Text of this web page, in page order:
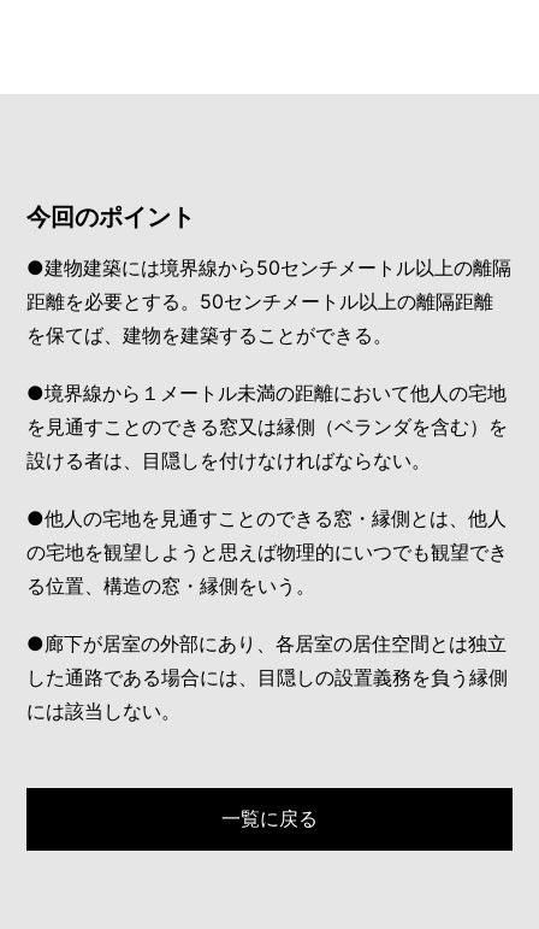
今回のポイント
●建物建築には境界線から50センチメートル以上の離隔
距離を必要とする。50センチメートル以上の離隔距離
を保てば、建物を建築することができる。
●境界線から１メートル未満の距離において他人の宅地
を見通すことのできる窓又は縁側（ベランダを含む）を
設ける者は、目隠しを付けなければならない。
●他人の宅地を見通すことのできる窓・縁側とは、他人
の宅地を観望しようと思えば物理的にいつでも観望でき
る位置、構造の窓・縁側をいう。
●廊下が居室の外部にあり、各居室の居住空間とは独立
した通路である場合には、目隠しの設置義務を負う縁側
には該当しない。
一覧に戻る